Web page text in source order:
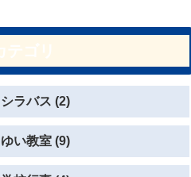
シラバス (2)
ゆい教室 (9)